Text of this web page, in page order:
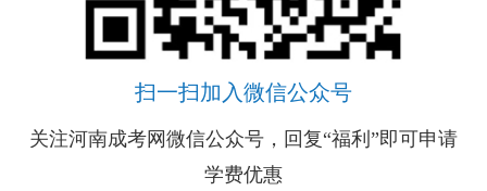
扫一扫加入微信公众号
关注河南成考网微信公众号，回复“福利”即可申请
学费优惠
扫一扫加入微信交流群
与考生自由互动、并且能直接与资深老师进行交
流、解答
扫一扫加入微信公众号
关注河南成考网微信公众号，回复“福利”即可申请
学费优惠
扫一扫加入微信交流群
与考生自由互动、并且能直接与资深老师进行交
流、解答